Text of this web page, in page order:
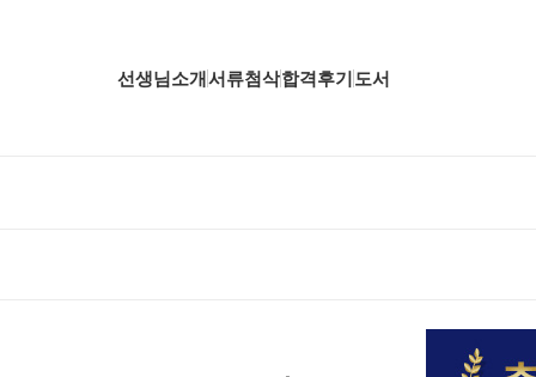
선생님소개서류첨삭합격후기 도서